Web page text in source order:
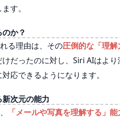
す。
か？
る理由は、その圧倒的な「理解
だったのに対し、Siri AIはより
応できるようになります。
次元の能力
「メールや写真を理解する」能